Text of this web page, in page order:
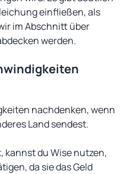
einfließen, als
im Abschnitt über
werden.
nachdenken, wenn
Land sendest.
kannst du Wise nutzen,
da sie das Geld